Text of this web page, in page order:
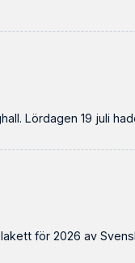
Lördagen 19 juli
för 2026 av